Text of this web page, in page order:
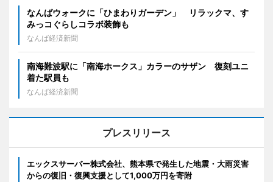
なんばウォークに「ひまわりガーデン」 リラックマ、す
みっコぐらしコラボ装飾も
なんば経済新聞
南海難波駅に「南海ホークス」カラーのサザン 復刻ユニ
着た駅員も
なんば経済新聞
プレスリリース
エックスサーバー株式会社、熊本県で発生した地震・大雨災害
からの復旧・復興支援として1,000万円を寄附